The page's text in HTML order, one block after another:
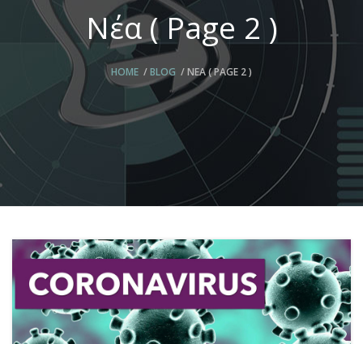
Νέα ( Page 2 )
HOME BLOG ΝΈΑ( PAGE 2 )